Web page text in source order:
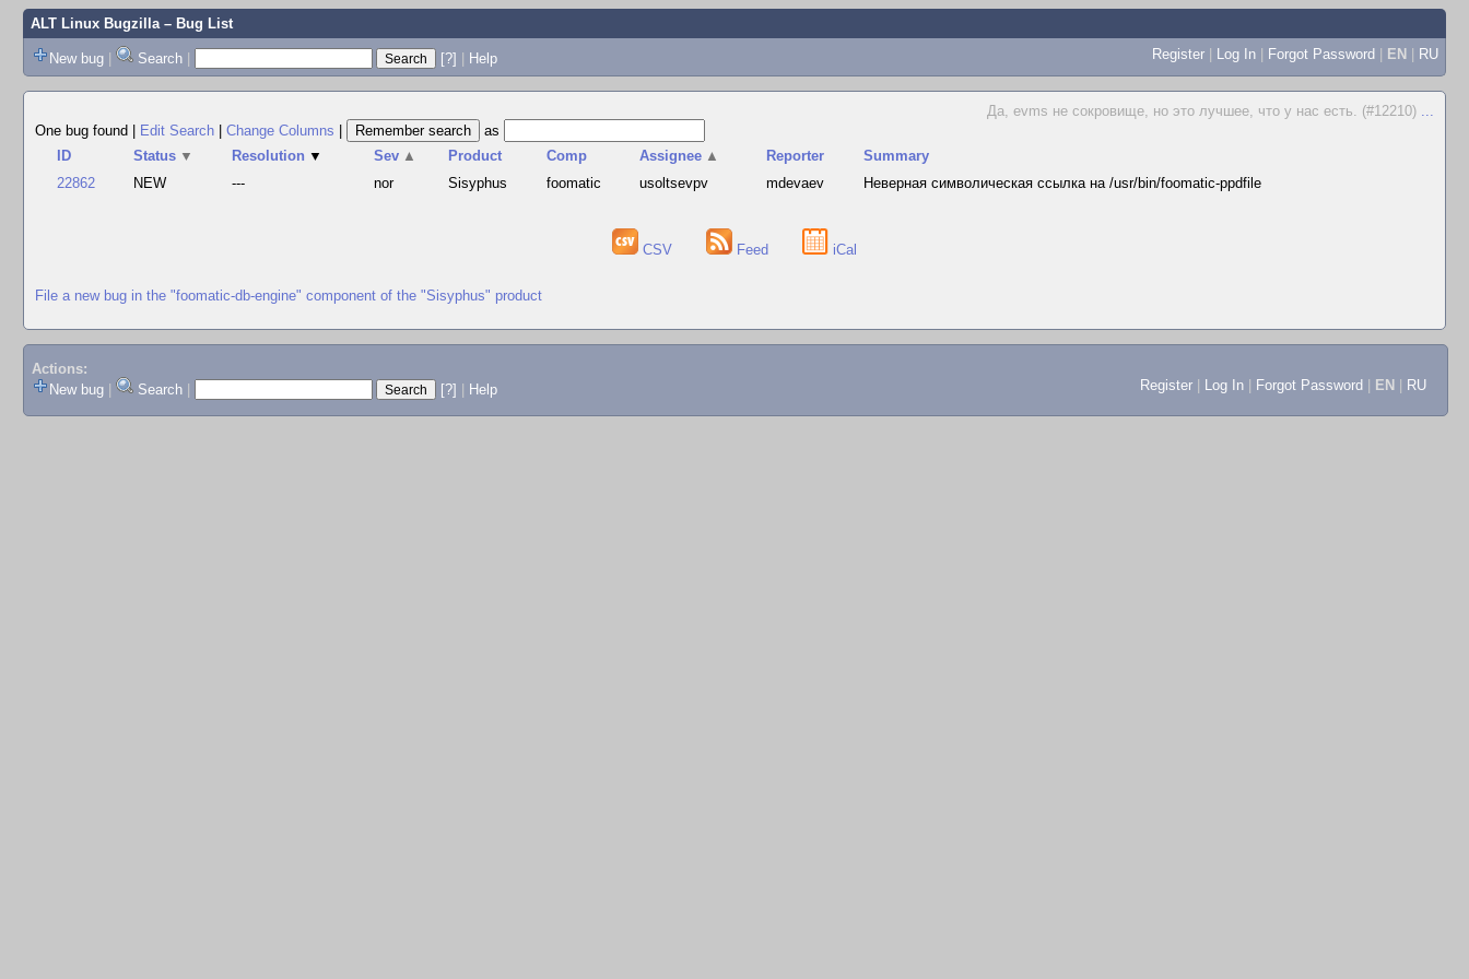
ALT Linux Bugzilla– Bug List
New bug | Search | [?] | Help Register | Log In | Forgot Password | EN | RU
Да, evms не сокровище, но это лучшее, что у нас есть. (#12210) ...
One bug found
Edit Search Change Columns
as
ID
Status ▼ Resolution ▼ Sev ▲ Product Comp Assignee ▲ Reporter
Summary
22862
NEW --- nor Sisyphus foomatic usoltsevpv mdevaev Неверная символическая ссылка на /usr/bin/foomatic-ppdfile
CSV Feed iCal
File a new bug in the "foomatic-db-engine" component of the "Sisyphus" product
Actions:
New bug
Search [?] Help Register Log In Forgot Password EN RU